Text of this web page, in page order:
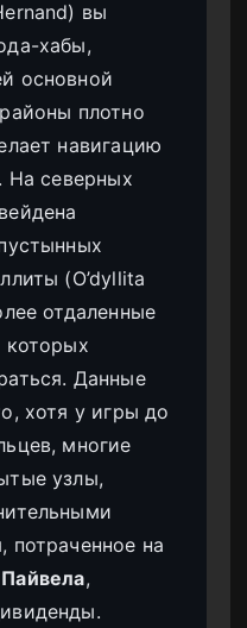
вы
хабы,
основной
плотно
навигацию
На северных
(O’dyllita
отдаленные
которых
Данные
хотя у игры до
многие
узлы,
потраченное на
,